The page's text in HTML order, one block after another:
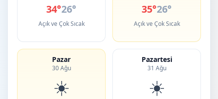
34°26°
Açık ve Çok Sıcak
35°26°
Açık ve Çok Sıcak
Pazar
30 Ağu
☀️
Pazartesi
31 Ağu
☀️